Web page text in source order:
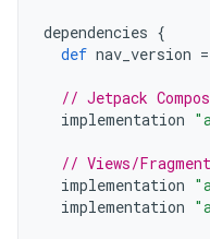
dependencies {
def nav_version =
// Jetpack
implementation
// Views/
implementation
implementation